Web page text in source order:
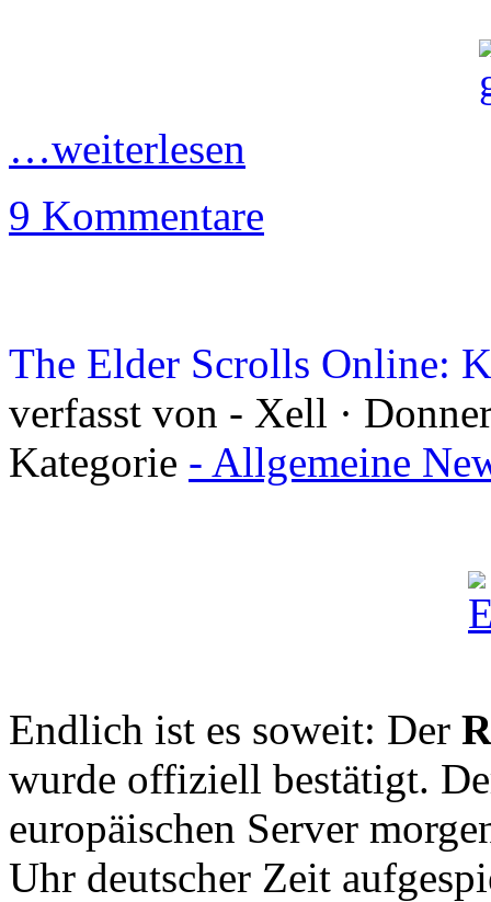
…weiterlesen
9 Kommentare
The Elder Scrolls Online:
verfasst von - Xell ·
Kategorie - Allgemeine
Endlich ist es soweit: Der
wurde offiziell bestätigt.
europäischen Server
Uhr deutscher Zeit